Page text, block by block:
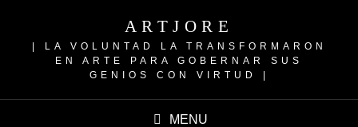
ARTJORE
| LA VOLUNTAD LA TRANSFORMARON
EN ARTE PARA GOBERNAR SUS
GENIOS CON VIRTUD |
MENU